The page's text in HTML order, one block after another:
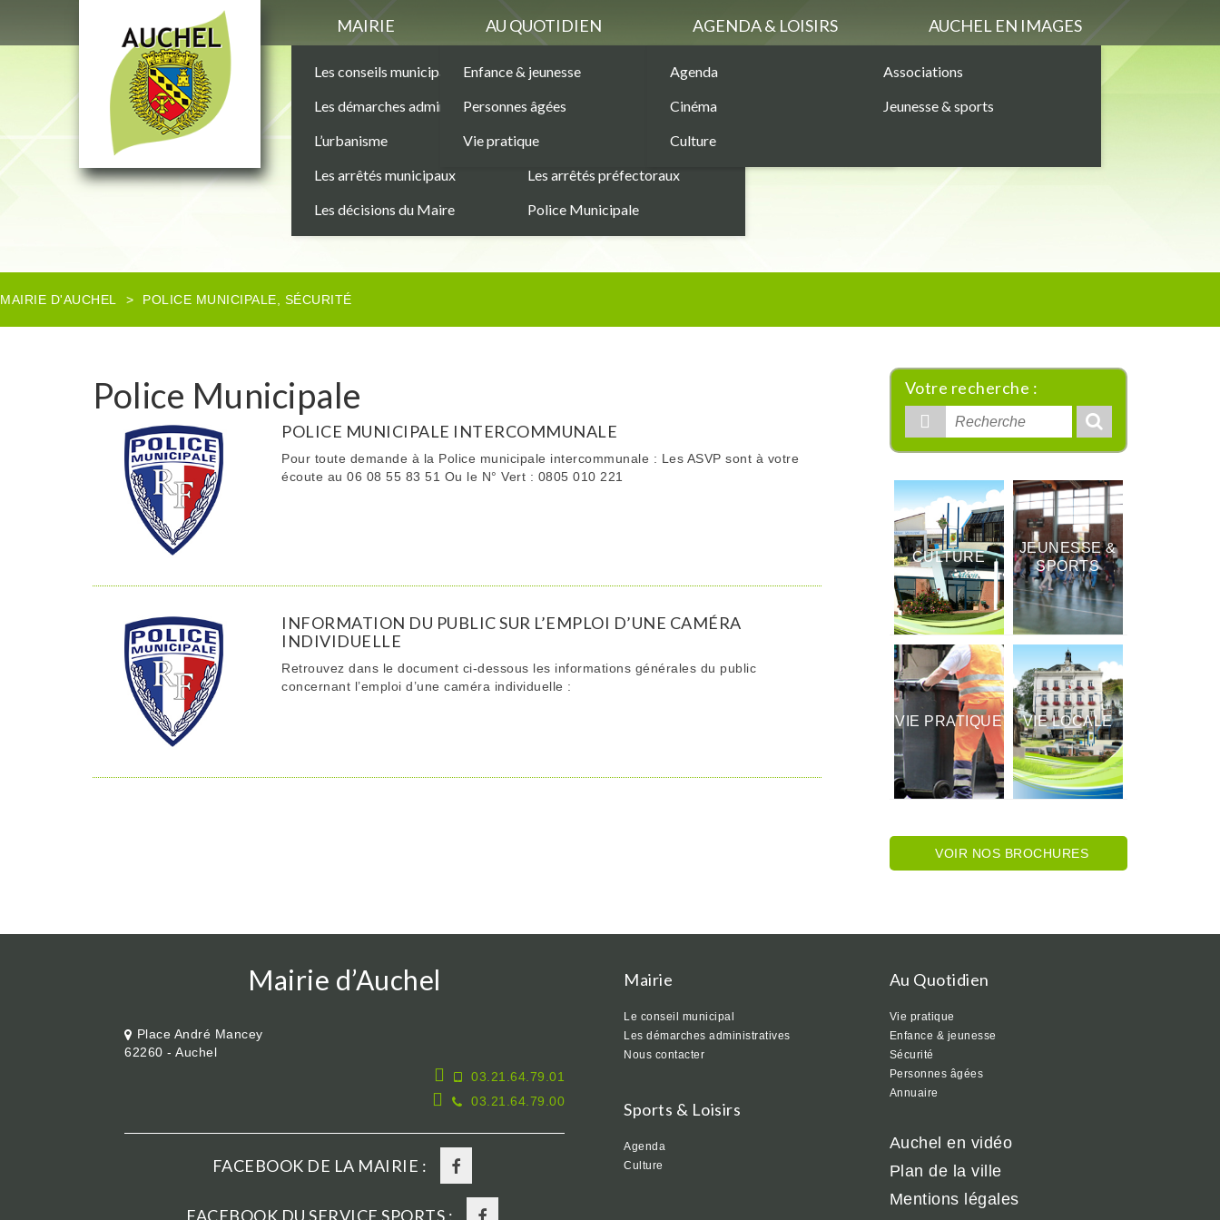
MAIRIE
Les conseils municipaux
Marchés Publics
Les démarches administratives
Les services municipaux
L’urbanisme
Les structures municipales
Les arrêtés municipaux
Les arrêtés préfectoraux
Les décisions du Maire
Police Municipale
AU QUOTIDIEN
Enfance & jeunesse
Les permanences
Personnes âgées
Sécurité
Vie pratique
Commerces
AGENDA & LOISIRS
Agenda
Associations
Cinéma
Jeunesse & sports
Culture
AUCHEL EN IMAGES
MAIRIE D'AUCHEL > POLICE MUNICIPALE SÉCURITÉ
Police Municipale
POLICE MUNICIPALE INTERCOMMUNALE
Pour toute demande à la Police municipale intercommunale : Les ASVP sont à votre
écoute au 06 08 55 83 51 Ou le N° Vert : 0805 010 221
INFORMATION DU PUBLIC SUR L’EMPLOI D’UNE CAMÉRA
INDIVIDUELLE
Retrouvez dans le document ci-dessous les informations générales du public
concernant l’emploi d’une caméra individuelle :
Votre recherche :
Rechercher
CULTURE
JEUNESSE &
SPORTS
VIE PRATIQUE VIE LOCALE
VOIR NOS BROCHURES
Mairie d’Auchel
Place André Mancey
62260 - Auchel
03.21.64.79.01
03.21.64.79.00
FACEBOOK DE LA MAIRIE :
FACEBOOK DU SERVICE SPORTS :
Mairie
Le conseil municipal
Les démarches administratives
Nous contacter
Sports & Loisirs
Agenda
Culture
Au Quotidien
Vie pratique
Enfance & jeunesse
Sécurité
Personnes âgées
Annuaire
Auchel en vidéo
Plan de la ville
Mentions légales